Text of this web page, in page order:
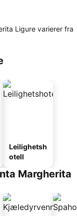
Ligure varierer fra
Leilighetsh
otell
Margherita